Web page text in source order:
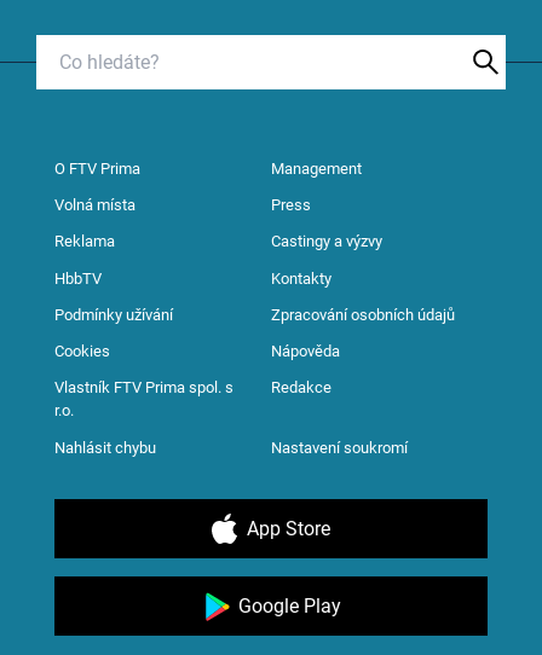
O FTV Prima Management
Volná místa Press
Reklama Castingy a výzvy
HbbTV Kontakty
Podmínky užívání Zpracování osobních údajů
Cookies Nápověda
Vlastník FTV Prima spol. s
r.o.
Redakce
Nahlásit chybu Nastavení soukromí
App Store
Google Play